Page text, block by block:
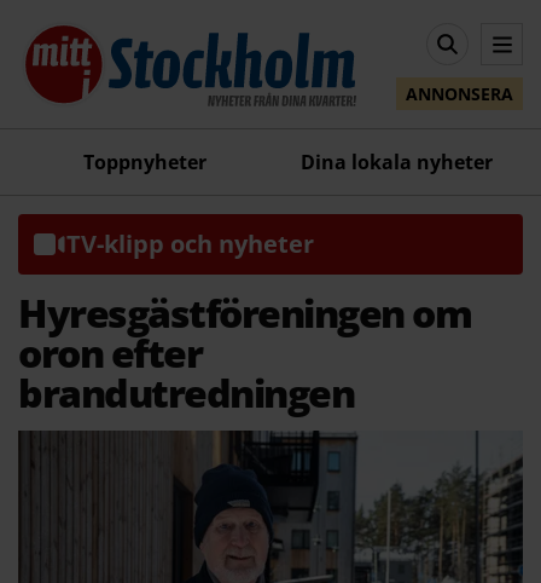
ANNONSERA
Toppnyheter Dina lokala nyheter
TV-klipp och nyheter
Hyresgästföreningen om
oron efter
brandutredningen